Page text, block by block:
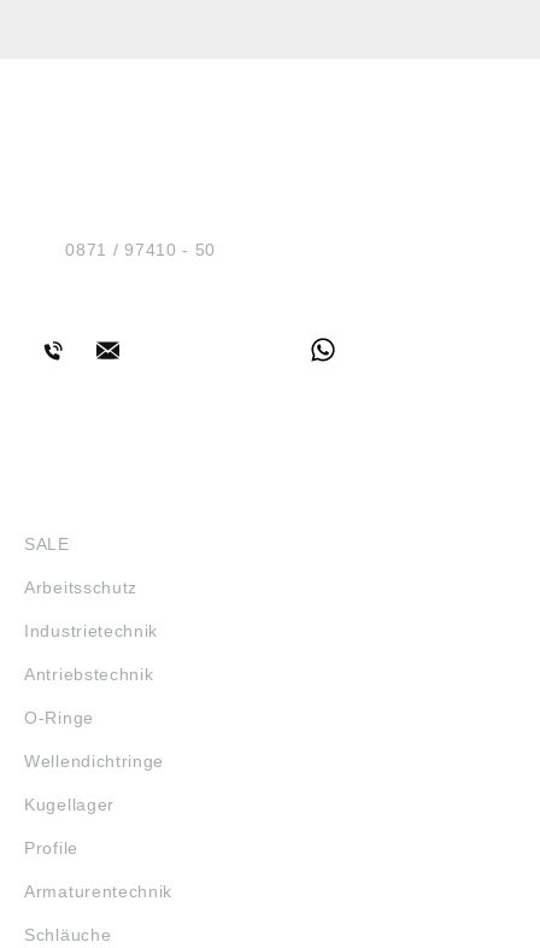
Tel.:0871 / 97410 - 50
SALE
Arbeitsschutz
Industrietechnik
Antriebstechnik
O-Ringe
Wellendichtringe
Kugellager
Profile
Armaturentechnik
Schläuche